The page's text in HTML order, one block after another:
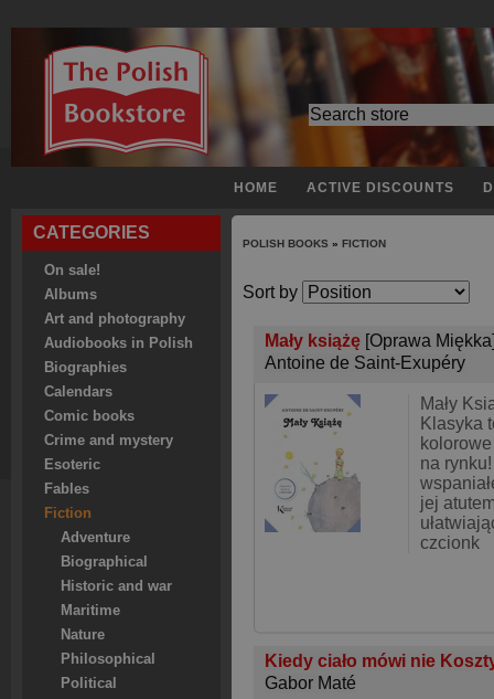
HOME ACTIVE DISCOUNTS
CATEGORIES
On sale!
Albums
Art and photography
Audiobooks in Polish
Biographies
Calendars
Comic books
Crime and mystery
Esoteric
Fables
Fiction
Adventure
Biographical
Historic and war
Maritime
Nature
Philosophical
Political
POLISH BOOKS » FICTION
Sort by
Mały książę [Oprawa
Antoine de Saint-Exupéry
Mały
Klasyka
na
jej
czcionk
Kiedy ciało mówi nie
Gabor Maté